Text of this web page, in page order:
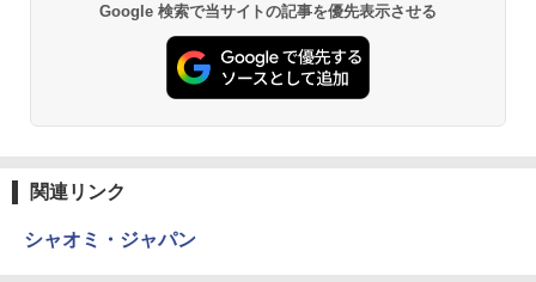
Google 検索で当サイトの記事を優先表示させる
関連リンク
シャオミ・ジャパン